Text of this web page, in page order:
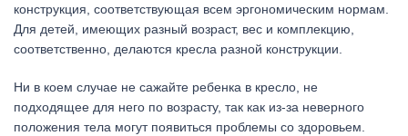
конструкция, соответствующая всем эргономическим нормам.
Для детей, имеющих разный возраст, вес и комплекцию,
соответственно, делаются кресла разной конструкции.
Ни в коем случае не сажайте ребенка в кресло, не
подходящее для него по возрасту, так как из-за неверного
положения тела могут появиться проблемы со здоровьем.